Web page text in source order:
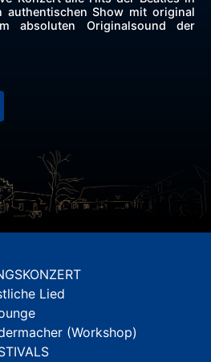
authentischen Show mit original
absoluten Originalsound der
Lied
(Workshop)